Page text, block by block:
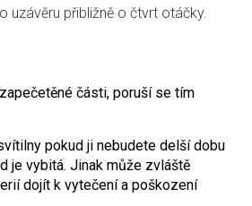
uzávěru přibližně o čtvrt otáčky.
části, poruší se tím
pokud ji nebudete delší dobu
je vybitá. Jinak může zvláště
dojít k vytečení a poškození